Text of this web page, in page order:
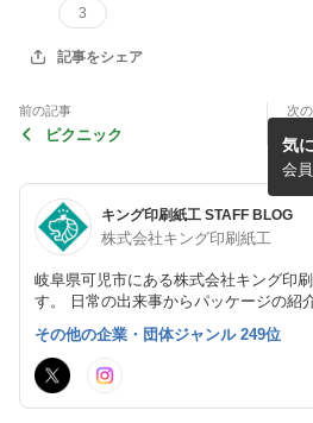
3
記事をシェア
前の記事
ピクニック
次
キング印刷紙工 STAFF BLOG
株式会社キング印刷紙工
岐阜県可児市にある株式会社キング印
す。 日常の出来事からパッケージの紹
ています。 相互フォローOKですので
お願いします! 株式会社キング印刷紙
気
会
その他の企業・団体ジャンル 249位